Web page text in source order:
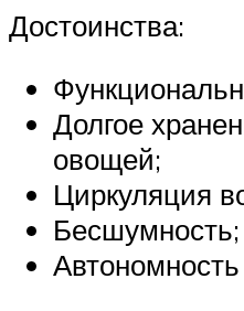
Достоинства:
Долгое
овощей;
Циркуляция
Бесшумность;